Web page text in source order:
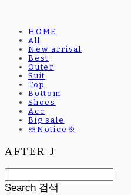
HOME
All
New arrival
Best
Outer
Suit
Top
Bottom
Shoes
Acc
Big sale
※Notice※
AFTER J
Search 검색